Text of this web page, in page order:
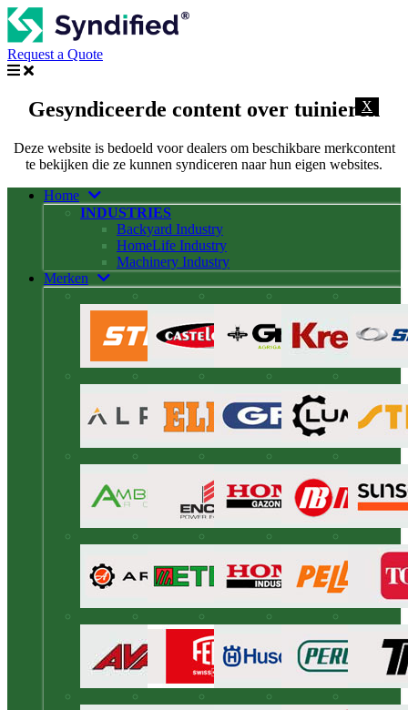
Request a Quote
X
Gesyndiceerde content over tuinieren
Deze website is bedoeld voor dealers om beschikbare merkcontent
te bekijken die ze kunnen syndiceren naar hun eigen websites.
Home
INDUSTRIES
Backyard Industry
HomeLife Industry
Machinery Industry
Merken